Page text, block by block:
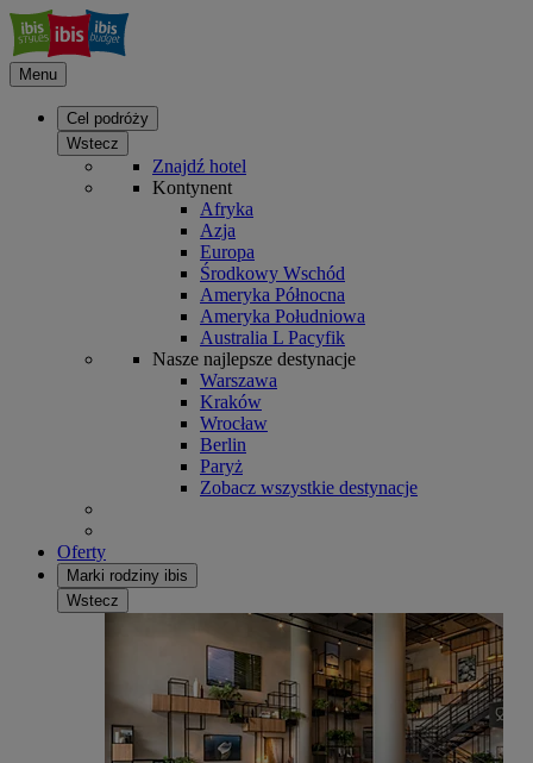
Menu
Cel podróży
Wstecz
Znajdź hotel
Kontynent
Afryka
Azja
Europa
Środkowy Wschód
Ameryka Północna
Ameryka Południowa
Australia L Pacyfik
Nasze najlepsze destynacje
Warszawa
Kraków
Wrocław
Berlin
Paryż
Zobacz wszystkie destynacje
Oferty
Marki rodziny ibis
Wstecz